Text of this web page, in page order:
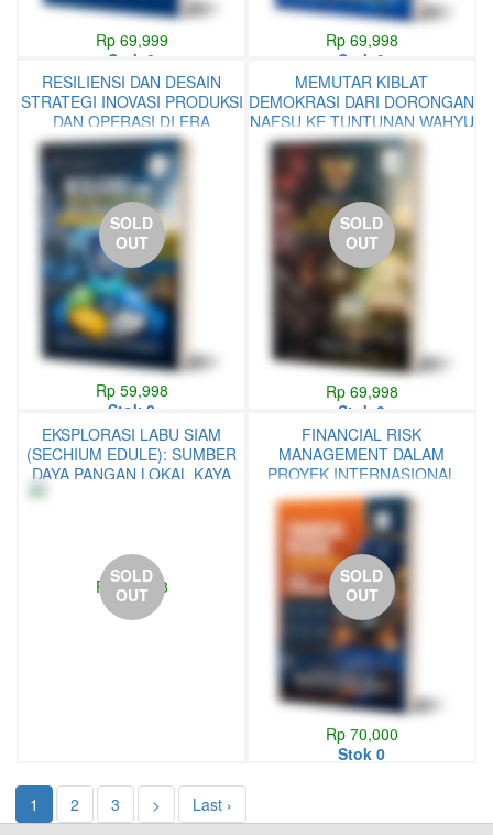
Rp 69,999
Stok 0
Rp 69,998
Stok 0
RESILIENSI DAN DESAIN
STRATEGI INOVASI PRODUKSI
DAN OPERASI DI ERA
KETIDAKPASTIAN
SOLD
OUT
Rp 59,998
Stok 0
MEMUTAR KIBLAT
DEMOKRASI DARI DORONGAN
NAFSU KE TUNTUNAN WAHYU
DAN AKAL
SOLD
OUT
Rp 69,998
Stok 0
EKSPLORASI LABU SIAM
(SECHIUM EDULE): SUMBER
DAYA PANGAN LOKAL KAYA
SOLD
OUT
Rp 69,998
Stok 0
FINANCIAL RISK
MANAGEMENT DALAM
PROYEK INTERNASIONAL
SOLD
OUT
Rp 70,000
Stok 0
1 2 3 > Last ›